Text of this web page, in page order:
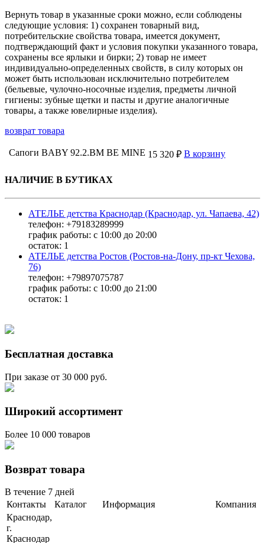
Вернуть товар в указанные сроки можно, если соблюдены
следующие условия: 1) сохранен товарный вид,
потребительские свойства товара, имеется документ,
подтверждающий факт и условия покупки указанного товара,
сохранены все ярлыки и бирки; 2) товар не имеет
индивидуально-определенных свойств, в силу которых он
может быть использован исключительно потребителем
(бельевые, чулочно-носочные изделия, предметы личной
гигиены: зубные щетки и пасты и другие аналогичные
товары, а также ювелирные изделия).
возврат товара
Сапоги BABY 92.2.BM BE MINE 15 320 ₽ В корзину
НАЛИЧИЕ В БУТИКАХ
АТЕЛЬЕ детства Краснодар (Краснодар, ул. Чапаева, 42)
телефон: +79183289999
график работы: с 10:00 до 20:00
остаток: 1
АТЕЛЬЕ детства Ростов (Ростов-на-Дону, пр-кт Чехова,
76)
телефон: +79897075787
график работы: с 10:00 до 21:00
остаток: 1
Бесплатная доставка
При заказе от 30 000 руб.
Широкий ассортимент
Более 10 000 товаров
Возврат товара
В течение 7 дней
Контакты
Каталог Информация
Компания
Краснодар,
г.
Краснодар